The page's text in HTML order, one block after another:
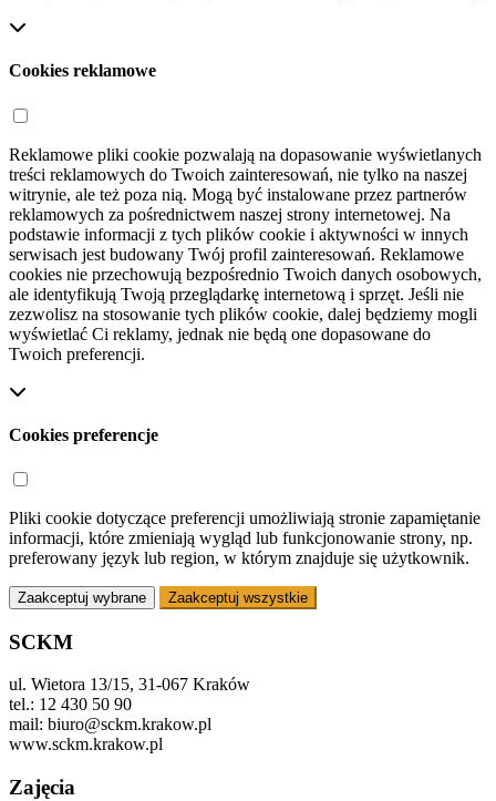
Cookies reklamowe
Reklamowe pliki cookie pozwalają na dopasowanie wyświetlanych
treści reklamowych do Twoich zainteresowań, nie tylko na naszej
witrynie, ale też poza nią. Mogą być instalowane przez partnerów
reklamowych za pośrednictwem naszej strony internetowej. Na
podstawie informacji z tych plików cookie i aktywności w innych
serwisach jest budowany Twój profil zainteresowań. Reklamowe
cookies nie przechowują bezpośrednio Twoich danych osobowych,
ale identyfikują Twoją przeglądarkę internetową i sprzęt. Jeśli nie
zezwolisz na stosowanie tych plików cookie, dalej będziemy mogli
wyświetlać Ci reklamy, jednak nie będą one dopasowane do
Twoich preferencji.
Cookies preferencje
Pliki cookie dotyczące preferencji umożliwiają stronie zapamiętanie
informacji, które zmieniają wygląd lub funkcjonowanie strony, np.
preferowany język lub region, w którym znajduje się użytkownik.
Zaakceptuj wybrane Zaakceptuj wszystkie
SCKM
ul. Wietora 13/15, 31-067 Kraków
tel.: 12 430 50 90
mail: biuro@sckm.krakow.pl
www.sckm.krakow.pl
Zajęcia